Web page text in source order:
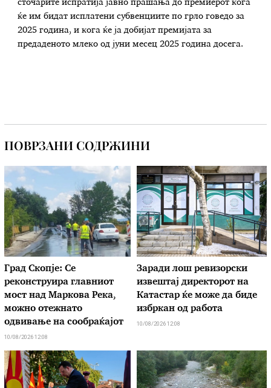
сточарите испратија јавно прашања до премиерот кога
ќе им бидат исплатени субвенциите по грло говедо за
2025 година, и кога ќе ја добијат премијата за
предаденото млеко од јуни месец 2025 година досега.
ПОВРЗАНИ СОДРЖИНИ
Град Скопје: Се
реконструира главниот
мост над Маркова Река,
можно отежнато
одвивање на сообраќајот
10/08/2026 12:08
Заради лош ревизорски
извештај директорот на
Катастар ќе може да биде
избркан од работа
10/08/2026 12:08